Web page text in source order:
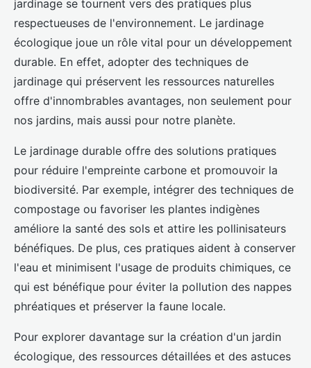
jardinage se tournent vers des pratiques plus
respectueuses de l'environnement. Le jardinage
écologique joue un rôle vital pour un développement
durable. En effet, adopter des techniques de
jardinage qui préservent les ressources naturelles
offre d'innombrables avantages, non seulement pour
nos jardins, mais aussi pour notre planète.
Le jardinage durable offre des solutions pratiques
pour réduire l'empreinte carbone et promouvoir la
biodiversité. Par exemple, intégrer des techniques de
compostage ou favoriser les plantes indigènes
améliore la santé des sols et attire les pollinisateurs
bénéfiques. De plus, ces pratiques aident à conserver
l'eau et minimisent l'usage de produits chimiques, ce
qui est bénéfique pour éviter la pollution des nappes
phréatiques et préserver la faune locale.
Pour explorer davantage sur la création d'un jardin
écologique, des ressources détaillées et des astuces